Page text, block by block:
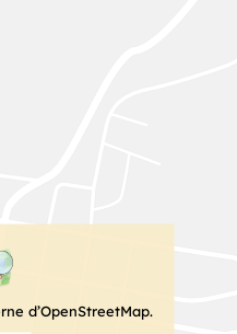
d’OpenStreetMap.